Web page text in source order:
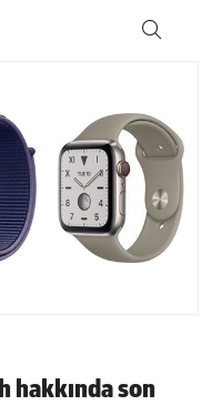
hakkında son